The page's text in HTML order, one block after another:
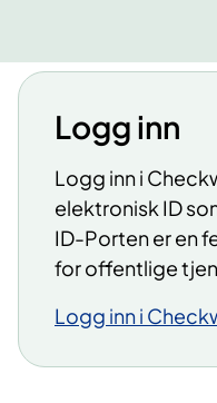
Logg inn
Logg inn i
elektronisk ID
ID-Porten er en
for offentlige
Logg inn i